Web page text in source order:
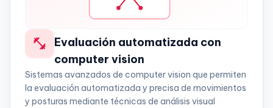
fitness_center
Evaluación automatizada con
computer vision
Sistemas avanzados de computer vision que permiten
la evaluación automatizada y precisa de movimientos
y posturas mediante técnicas de análisis visual